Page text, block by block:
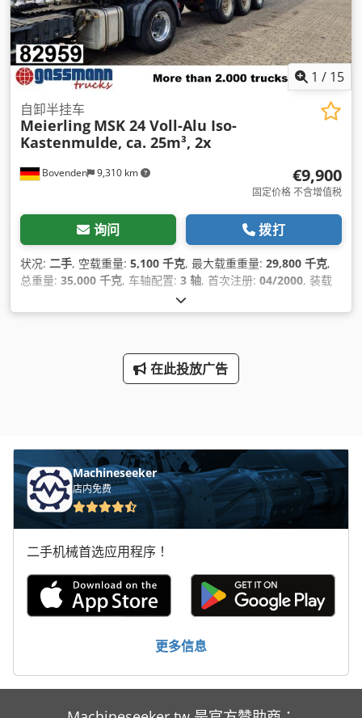
1 / 15
Bovenden 9,310 km
自卸半挂车
Meierling MSK 24 Voll-Alu Iso-
Kastenmulde, ca. 25m³, 2x
€9,900
固定价格 不含增值税
询问 拨打
状况: 二手, 空载重量: 5,100 千克, 最大载重重量: 29,800 千克,
总重量: 35,000 千克, 车轴配置: 3 轴, 首次注册: 04/2000, 装载
, 装载空间宽度:
1,550 毫米, 总长度:2,550 毫米, 总宽度:3,250 毫米, 悬挂系统:
在此投放广告
Machineseeker
店内免费
二手机械首选应用程序！
更多信息